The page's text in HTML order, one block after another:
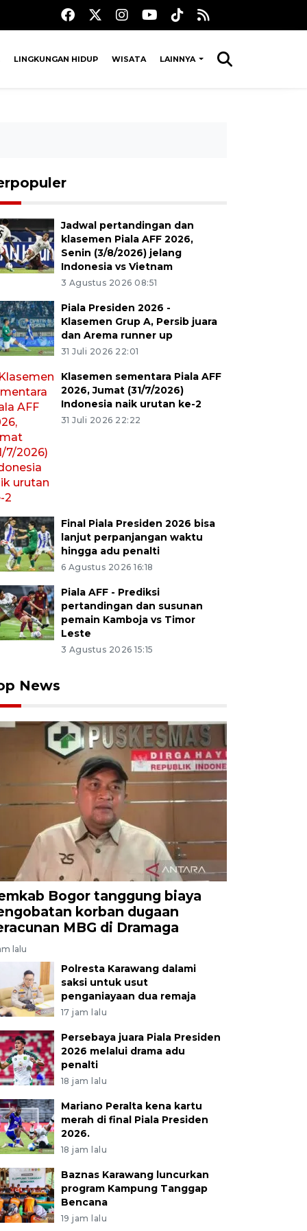
LINGKUNGAN HIDUP WISATA LAINNYA
Jadwal pertandingan dan
klasemen Piala AFF 2026,
Senin (3/8/2026) jelang
Indonesia vs Vietnam
3 Agustus 2026 08:51
Piala Presiden 2026 -
Klasemen Grup A, Persib juara
dan Arema runner up
31 Juli 2026 22:01
Klasemen sementara Piala AFF
2026, Jumat (31/7/2026)
Indonesia naik urutan ke-2
31 Juli 2026 22:22
Final Piala Presiden 2026 bisa
lanjut perpanjangan waktu
hingga adu penalti
6 Agustus 2026 16:18
Piala AFF - Prediksi
pertandingan dan susunan
pemain Kamboja vs Timor
Leste
3 Agustus 2026 15:15
News
Bogor tanggung biaya
korban dugaan
MBG di Dramaga
lalu
Polresta Karawang dalami
saksi untuk usut
penganiayaan dua remaja
17 jam lalu
Persebaya juara Piala Presiden
2026 melalui drama adu
penalti
18 jam lalu
Mariano Peralta kena kartu
merah di final Piala Presiden
2026.
18 jam lalu
Baznas Karawang luncurkan
program Kampung Tanggap
Bencana
19 jam lalu